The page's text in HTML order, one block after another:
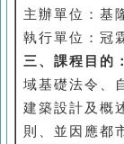
主辦單位：基
執行單位：冠
三、課程目的：
域基礎法令、
建築設計及概
則、並因應都